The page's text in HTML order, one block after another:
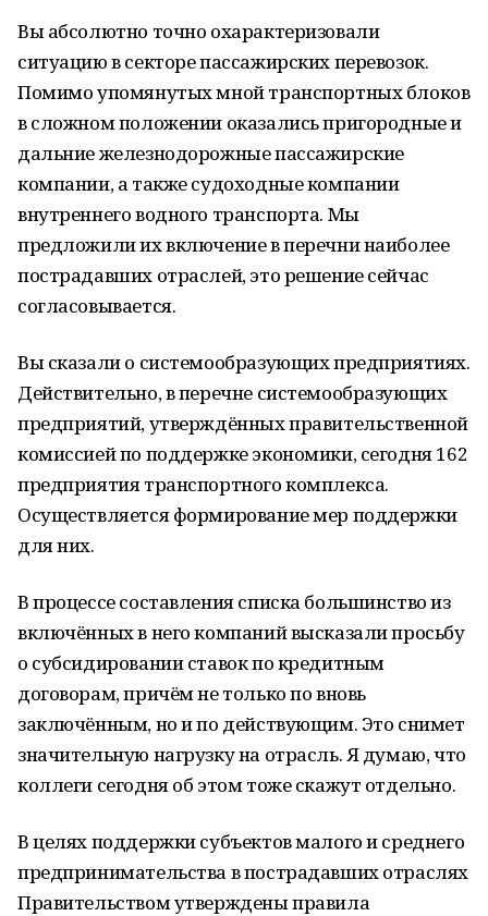
Вы абсолютно точно охарактеризовали
ситуацию в секторе пассажирских перевозок.
Помимо упомянутых мной транспортных блоков
в сложном положении оказались пригородные и
дальние железнодорожные пассажирские
компании, а также судоходные компании
внутреннего водного транспорта. Мы
предложили их включение в перечни наиболее
пострадавших отраслей, это решение сейчас
согласовывается.
Вы сказали о системообразующих предприятиях.
Действительно, в перечне системообразующих
предприятий, утверждённых правительственной
комиссией по поддержке экономики, сегодня 162
предприятия транспортного комплекса.
Осуществляется формирование мер поддержки
для них.
В процессе составления списка большинство из
включённых в него компаний высказали просьбу
о субсидировании ставок по кредитным
договорам, причём не только по вновь
заключённым, но и по действующим. Это снимет
значительную нагрузку на отрасль. Я думаю, что
коллеги сегодня об этом тоже скажут отдельно.
В целях поддержки субъектов малого и среднего
предпринимательства в пострадавших отраслях
Правительством утверждены правила